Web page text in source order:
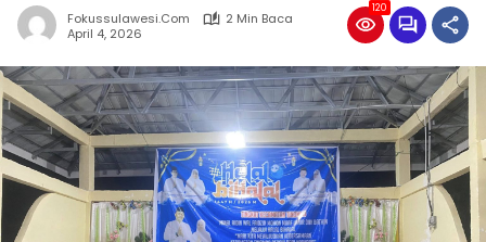
Fokussulawesi.com
2 Min Baca
April 4, 2026
120